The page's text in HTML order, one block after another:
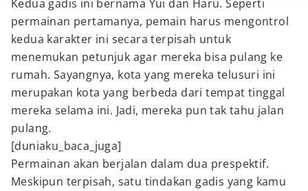
Kedua gadis ini bernama Yui dan Haru. Seperti
permainan pertamanya, pemain harus mengontrol
kedua karakter ini secara terpisah untuk
menemukan petunjuk agar mereka bisa pulang ke
rumah. Sayangnya, kota yang mereka telusuri ini
merupakan kota yang berbeda dari tempat tinggal
mereka selama ini. Jadi, mereka pun tak tahu jalan
pulang.
[duniaku_baca_juga]
Permainan akan berjalan dalam dua prespektif.
Meskipun terpisah, satu tindakan gadis yang kamu